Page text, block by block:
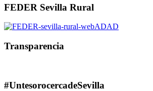
FEDER Sevilla Rural
Transparencia
#UntesorocercadeSevilla